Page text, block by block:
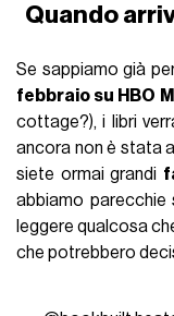
Quando
Se sappiamo già
febbraio su HBO
cottage?), i libri
ancora non è stata
siete ormai grandi
abbiamo parecchie
leggere qualcosa
che potrebbero